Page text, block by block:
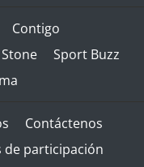
Contigo
Sport Buzz
Contáctenos
de participación